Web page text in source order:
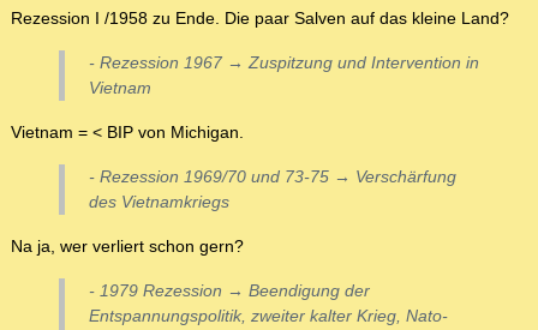
Rezession I /1958 zu Ende. Die paar Salven auf das kleine Land?
- Rezession 1967 → Zuspitzung und Intervention in
Vietnam
Vietnam = < BIP von Michigan.
- Rezession 1969/70 und 73-75 → Verschärfung
des Vietnamkriegs
Na ja, wer verliert schon gern?
- 1979 Rezession → Beendigung der
Entspannungspolitik, zweiter kalter Krieg, Nato-